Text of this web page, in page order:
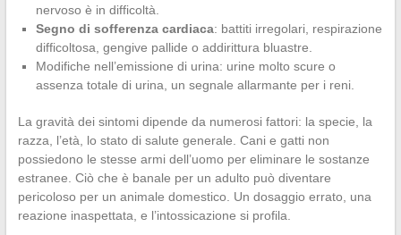
nervoso è in difficoltà.
Segno di sofferenza cardiaca: battiti irregolari, respirazione
difficoltosa, gengive pallide o addirittura bluastre.
Modifiche nell’emissione di urina: urine molto scure o
assenza totale di urina, un segnale allarmante per i reni.
La gravità dei sintomi dipende da numerosi fattori: la specie, la
razza, l’età, lo stato di salute generale. Cani e gatti non
possiedono le stesse armi dell’uomo per eliminare le sostanze
estranee. Ciò che è banale per un adulto può diventare
pericoloso per un animale domestico. Un dosaggio errato, una
reazione inaspettata, e l’intossicazione si profila.